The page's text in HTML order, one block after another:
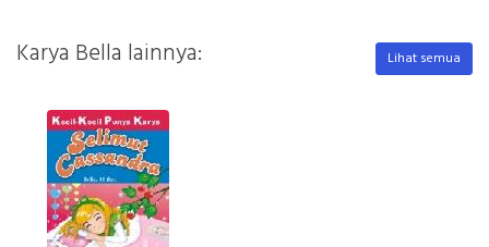
Karya Bella lainnya: Lihat semua